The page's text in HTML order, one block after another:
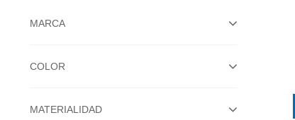
MARCA
COLOR
MATERIALIDAD